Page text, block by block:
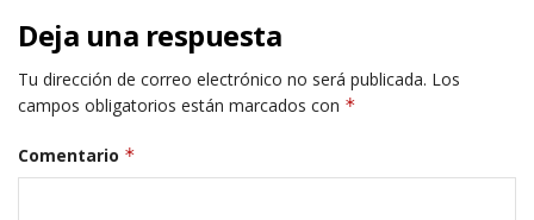
Deja una respuesta
Tu dirección de correo electrónico no será publicada. Los
campos obligatorios están marcados con *
Comentario *